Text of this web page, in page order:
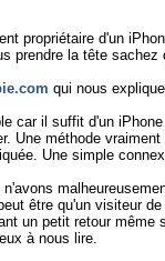
propriétaire d'un
prendre la tête sachez
qui nous
car il suffit d'un
Une méthode
Une simple
être qu'un visiteur
un petit retour même
à nous lire.